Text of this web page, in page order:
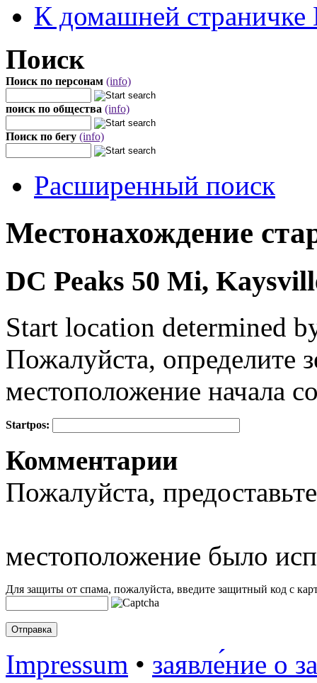
К домашней страничке
Поиск
Поиск по персонам (info)
поиск по общества (info)
Поиск по бегу (info)
Расширенный поиск
Местонахождение
DC Peaks 50 Mi,
Start location determined
Пожалуйста, определите
местоположение начала
−
Startpos:
Комментарии
Пожалуйста,
местоположение было
Для защиты от спама, пожалуйста, введите защитный код с
Impressum • заявле́ние о